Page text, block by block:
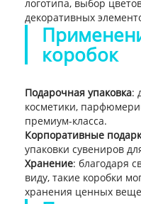
логотипа, выбор
декоративных
коробок
Подарочная упаковка:
косметики,
премиум-класса.
Корпоративные
упаковки сувениров
Хранение: благодаря
виду, такие коробки
хранения ценных